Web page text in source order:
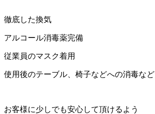
徹底した換気
アルコール消毒薬完備
従業員のマスク着用
使用後のテーブル、椅子などへの消毒など
お客様に少しでも安心して頂けるよう